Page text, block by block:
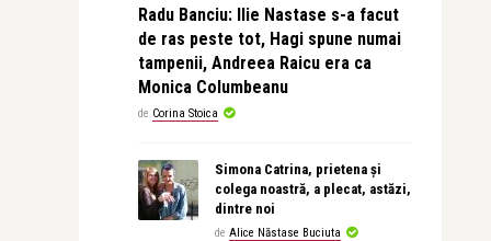
Radu Banciu: Ilie Nastase s-a facut
de ras peste tot, Hagi spune numai
tampenii, Andreea Raicu era ca
Monica Columbeanu
de Corina Stoica
Simona Catrina, prietena și
colega noastră, a plecat, astăzi,
dintre noi
de Alice Năstase Buciuta